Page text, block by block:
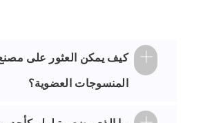
كيف يمكن العثور على
المنسوجات العضوية؟